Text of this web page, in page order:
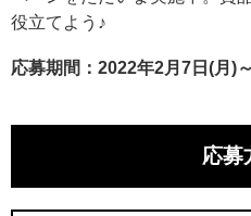
役立てよう♪
応募期間：2022年2月7日(月)
応募